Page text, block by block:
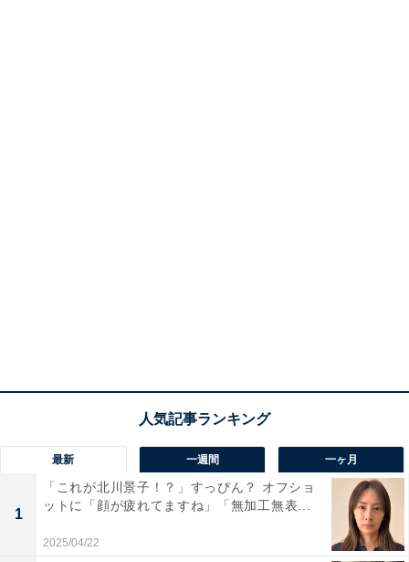
最新 一週間 一ヶ月
1
「これが北川景子！？」すっぴん？ オフショ
ットに「顔が疲れてますね」「無加工無表...
2025/04/22